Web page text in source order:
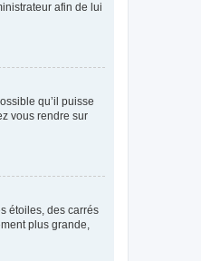
afin de lui
qu’il puisse
vous rendre sur
étoiles, des carrés
plus grande,